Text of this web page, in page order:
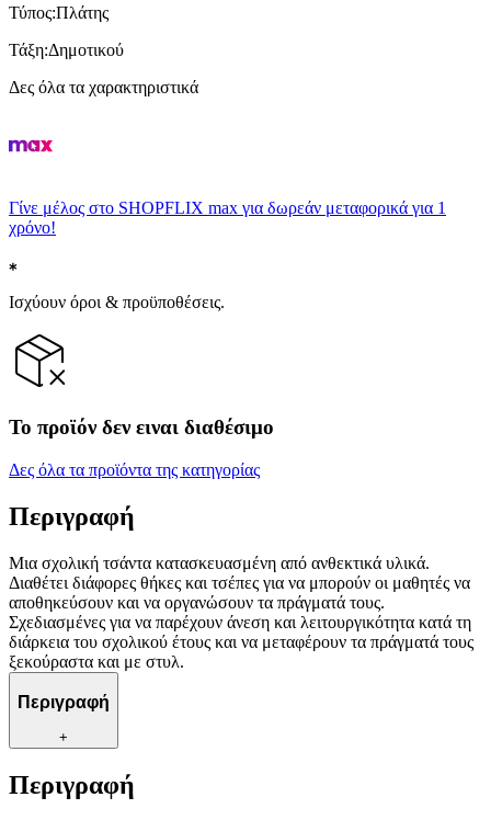
Τύπος:Πλάτης
Τάξη:Δημοτικού
Δες όλα τα χαρακτηριστικά
Γίνε μέλος στο SHOPFLIX max για δωρεάν μεταφορικά για 1
χρόνο!
Ισχύουν όροι & προϋποθέσεις.
Το προϊόν δεν ειναι διαθέσιμο
Δες όλα τα προϊόντα της κατηγορίας
Περιγραφή
Μια σχολική τσάντα κατασκευασμένη από ανθεκτικά υλικά.
Διαθέτει διάφορες θήκες και τσέπες για να μπορούν οι μαθητές να
αποθηκεύσουν και να οργανώσουν τα πράγματά τους.
Σχεδιασμένες για να παρέχουν άνεση και λειτουργικότητα κατά τη
διάρκεια του σχολικού έτους και να μεταφέρουν τα πράγματά τους
ξεκούραστα και με στυλ.
Περιγραφή
+
Περιγραφή